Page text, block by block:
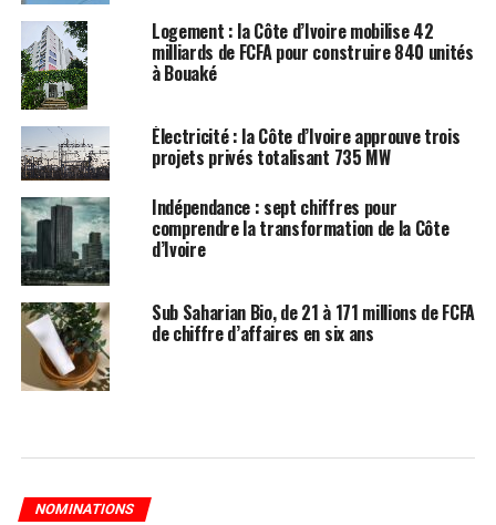
Logement : la Côte d’Ivoire mobilise 42
milliards de FCFA pour construire 840 unités
à Bouaké
Électricité : la Côte d’Ivoire approuve trois
projets privés totalisant 735 MW
Indépendance : sept chiffres pour
comprendre la transformation de la Côte
d’Ivoire
Sub Saharian Bio, de 21 à 171 millions de FCFA
de chiffre d’affaires en six ans
NOMINATIONS